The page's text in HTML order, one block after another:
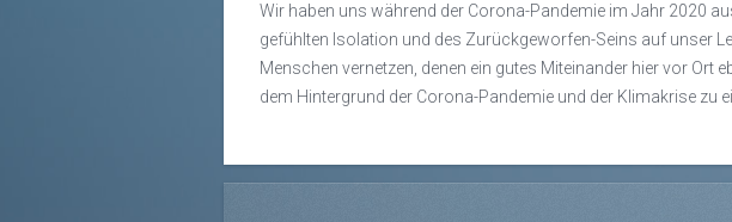
Wir haben uns während der Corona-Pandemie im Jahr 2020
gefühlten Isolation und des Zurückgeworfen-Seins auf unser
Menschen vernetzen, denen ein gutes Miteinander hier vor Ort
dem Hintergrund der Corona-Pandemie und der Klimakrise zu